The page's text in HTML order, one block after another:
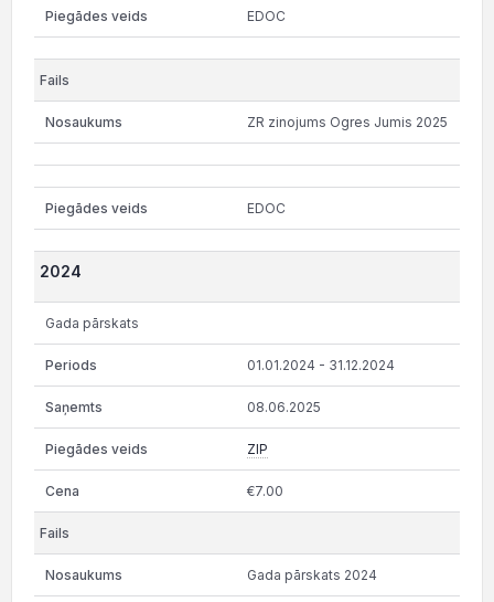
EDOC
ZR zinojums Ogres Jumis 2025
EDOC
2024
Gada pārskats
01.01.2024 - 31.12.2024
08.06.2025
ZIP
€7.00
Gada pārskats 2024